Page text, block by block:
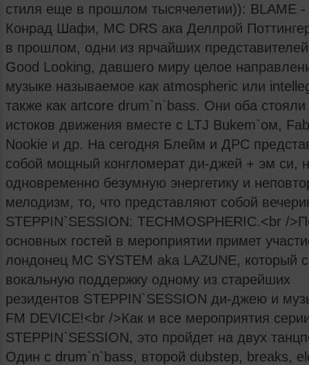
стиля еще в прошлом тысячелетии)): BLAME
Конрад Шафи, MC DRS ака Деллрой
в прошлом, одни из ярчайших
Good Looking, давшего миру целое
музыке называемое как atmospheric или
также как artcore drum`n`bass. Они оба стояли
истоков движения вместе с LTJ Bukem`ом,
Nookie и др. На сегодня Блейм и ДРС
собой мощный конгломерат ди-джей + эм си,
одновременно безумную энергетику и
мелодизм, то, что представляют собой
STEPPIN`SESSION: TECHMOSPHERIC.<br /
основных гостей в мероприятии примет
лондонец MC SYSTEM aka LAZUNE, который
вокальную поддержку одному из старейших
резидентов STEPPIN`SESSION ди-джею и
FM DEVICE!<br />Как и все мероприятия
STEPPIN`SESSION, это пройдет на двух
Один с drum`n`bass, второй dubstep, breaks,